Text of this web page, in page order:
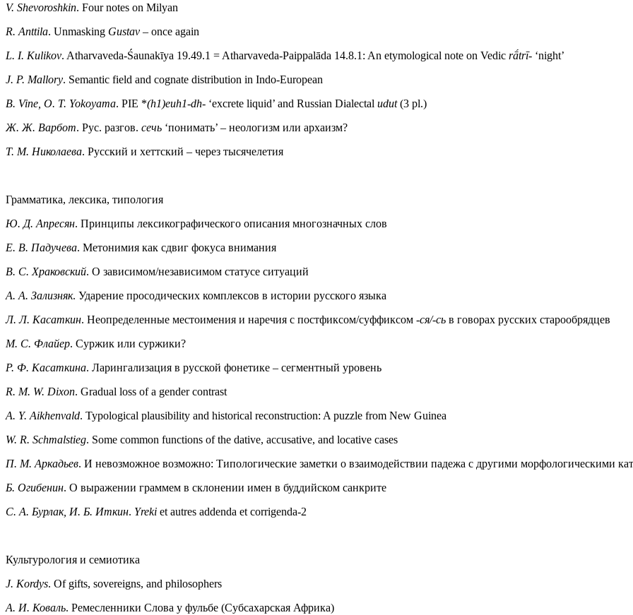
V. Shevoroshkin. Four notes on Milyan
R. Anttila. Unmasking Gustav – once again
L. I. Kulikov. Atharvaveda-Śaunakīya 19.49.1 = Atharvaveda-Paippalāda 14.8.1: An etymological note on Vedic rā́trī- ‘night’
J. P. Mallory. Semantic field and cognate distribution in Indo-European
B. Vine, O. T. Yokoyama. PIE *(h1)euh1-dh- ‘excrete liquid’ and Russian Dialectal udut(3 pl.)
Ж. Ж. Варбот. Рус. разгов. сечь ‘понимать’ – неологизм или архаизм?
Т. М. Николаева. Русский и хеттский – через тысячелетия
Грамматика, лексика, типология
Ю. Д. Апресян. Принципы лексикографического описания многозначных слов
Е. В. Падучева. Метонимия как сдвиг фокуса внимания
В. С. Храковский. О зависимом/независимом статусе ситуаций
А. А. Зализняк. Ударение просодических комплексов в истории русского языка
Л. Л. Касаткин. Неопределенные местоимения и наречия с постфиксом/суффиксом -ся/-сь в говорах русских старообрядцев
М. C. Флайер. Суржик или суржики?
Р. Ф. Касаткина. Ларингализация в русской фонетике – сегментный уровень
R. M. W. Dixon. Gradual loss of a gender contrast
A. Y. Aikhenvald. Typological plausibility and historical reconstruction: A puzzle from New Guinea
W. R. Schmalstieg. Some common functions of the dative, accusative, and locative cases
П. М. Аркадьев. И невозможное возможно: Типологические заметки о взаимодействии падежа с другими морфологическими
Б. Огибенин. О выражении граммем в склонении имен в буддийском санкрите
С. А. Бурлак, И. Б. Иткин. Yreki et autres addenda et corrigenda-2
Культурология и семиотика
J. Kordys. Of gifts, sovereigns, and philosophers
А. И. Коваль. Ремесленники Слова у фульбе (Субсахарская Африка)